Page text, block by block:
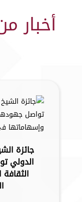
أخبار
جائزة
الدولي